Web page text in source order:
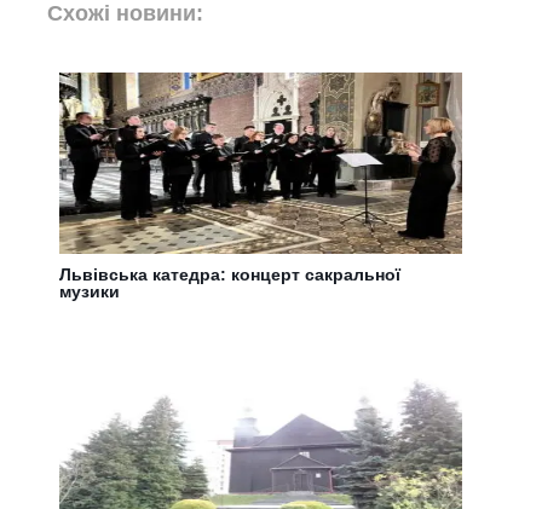
Схожі новини:
Львівська катедра: концерт сакральної
музики